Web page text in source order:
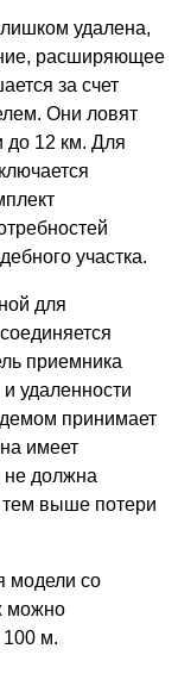
удалена,
расширяющее
за счет
Они ловят
до 12 км. Для
участка.
для
приемника
удаленности
принимает
имеет
не должна
выше потери
модели со
можно
100 м.